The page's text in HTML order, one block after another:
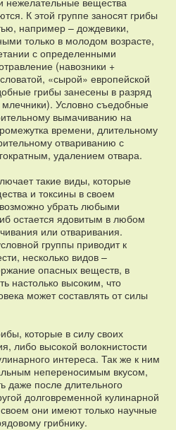
К этой группе заносят грибы
например – дождевики,
только в молодом возрасте,
с определенными
(навозники +
«сырой» европейской
грибы занесены в разряд
млечники). Условно съедобные
вымачиванию на
времени, длительному
отвариванию с
удалением отвара.
такие виды, которые
и токсины в своем
убрать любыми
остается ядовитым в любом
или отваривания.
группы приводит к
несколько видов –
опасных веществ, в
настолько высоким, что
может составлять от силы
которые в силу своих
либо высокой волокнистости
интереса. Так же к ним
непереносимым вкусом,
даже после длительного
долговременной кулинарной
они имеют только научные
грибнику.